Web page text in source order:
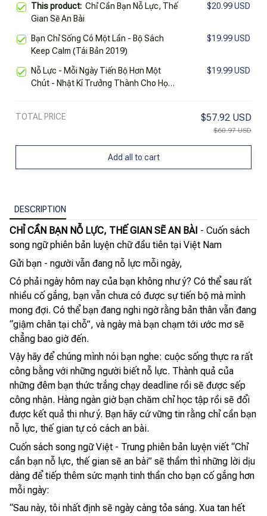
This product: Chỉ Cần Bạn Nỗ Lực, Thế
Gian Sẽ An Bài
$20.99 USD
Bạn Chỉ Sống Có Một Lần - Bộ Sách
Keep Calm (Tái Bản 2019)
$19.99 USD
Nỗ Lực - Mỗi Ngày Tiến Bộ Hơn Một
Chút - Nhật Kí Trưởng Thành Cho Học
$19.99 USD
TOTAL PRICE $57.92 USD
$60.97 USD
Add all to cart
DESCRIPTION
CHỈ CẦN BẠN NỖ LỰC, THẾ GIAN SẼ AN BÀI - Cuốn sách
song ngữ phiên bản luyện chữ đầu tiên tại Việt Nam
Gửi bạn - người vẫn đang nỗ lực mỗi ngày,
Có phải ngày hôm nay của bạn không như ý? Có thể sau rất
nhiều cố gắng, bạn vẫn chưa có được sự tiến bộ mà mình
mong đợi. Có thể bạn đang nghi ngờ rằng bản thân vẫn đang
“giậm chân tại chỗ”, và ngày mà bạn chạm tới ước mơ sẽ
chẳng bao giờ đến.
Vậy hãy để chúng mình nói bạn nghe: cuộc sống thực ra rất
công bằng với những người biết nỗ lực. Thành quả của
những đêm bạn thức trắng chạy deadline rồi sẽ được sếp
công nhận. Hàng ngàn giờ bạn chăm chỉ học tập rồi sẽ đổi
được kết quả thi như ý. Bạn hãy cứ vững tin rằng chỉ cần bạn
nỗ lực, thế gian tự có cách an bài.
Cuốn sách song ngữ Việt - Trung phiên bản luyện viết “Chỉ
cần bạn nỗ lực, thế gian sẽ an bài” sẽ thầm thì những lời dịu
dàng để tiếp thêm sức mạnh tinh thần cho bạn cố gắng hơn
mỗi ngày:
“Sau này, tôi nhất định sẽ ngày càng tỏa sáng. Xua tan hết